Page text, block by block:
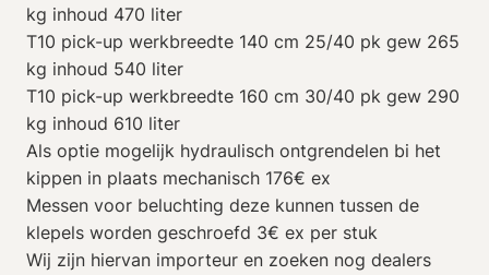
kg inhoud 470 liter
T10 pick-up werkbreedte 140 cm 25/40 pk gew 265
kg inhoud 540 liter
T10 pick-up werkbreedte 160 cm 30/40 pk gew 290
kg inhoud 610 liter
Als optie mogelijk hydraulisch ontgrendelen bi het
kippen in plaats mechanisch 176€ ex
Messen voor beluchting deze kunnen tussen de
klepels worden geschroefd 3€ ex per stuk
Wij zijn hiervan importeur en zoeken nog dealers